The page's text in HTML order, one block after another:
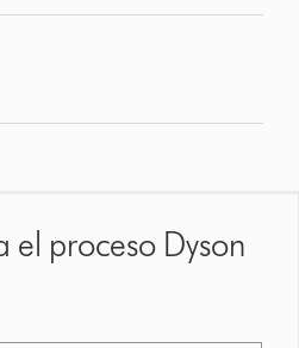
el proceso Dyson